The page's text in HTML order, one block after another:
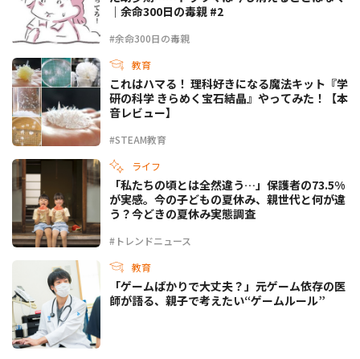
#余命300日の毒親
｜余命300日の毒親 #2
教育
#STEAM教育
これはハマる！ 理科好きになる魔法キット『学
研の科学 きらめく宝石結晶』やってみた！【本
音レビュー】
ライフ
#トレンドニュース
「私たちの頃とは全然違う…」保護者の73.5%
が実感。今の子どもの夏休み、親世代と何が違
う？今どきの夏休み実態調査
教育
「ゲームばかりで大丈夫？」元ゲーム依存の医
師が語る、親子で考えたい“ゲームルール”